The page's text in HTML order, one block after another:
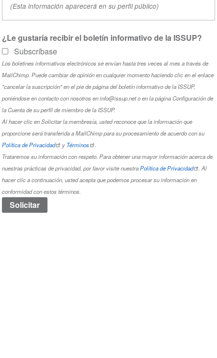
(Esta información aparecerá en su perfil público)
¿Le gustaría recibir el boletín informativo de la ISSUP?
Subscríbase
Los boletines informativos electrónicos se envían hasta tres veces al mes a través de
MailChimp. Puede cambiar de opinión en cualquier momento haciendo clic en el enlace
"cancelar la suscripción" en el pie de página del boletín informativo de la ISSUP,
poniéndose en contacto con nosotros en info@issup.net o en la páginaConfiguración de
la Cuentade su perfil de miembro de la ISSUP.
Al hacer clic en Solicitar la membresía, usted reconoce que la información que
proporcione será transferida a MailChimp para su procesamiento de acuerdo con su
Política de Privacidad
y Términos
.
Trataremos su información con respeto. Para obtener una mayor información acerca de
nuestras prácticas de privacidad, por favor visite nuestraPolítica de Privacidad
. Al
hacer clic a continuación, usted acepta que podemos procesar su información en
conformidad con estos términos.